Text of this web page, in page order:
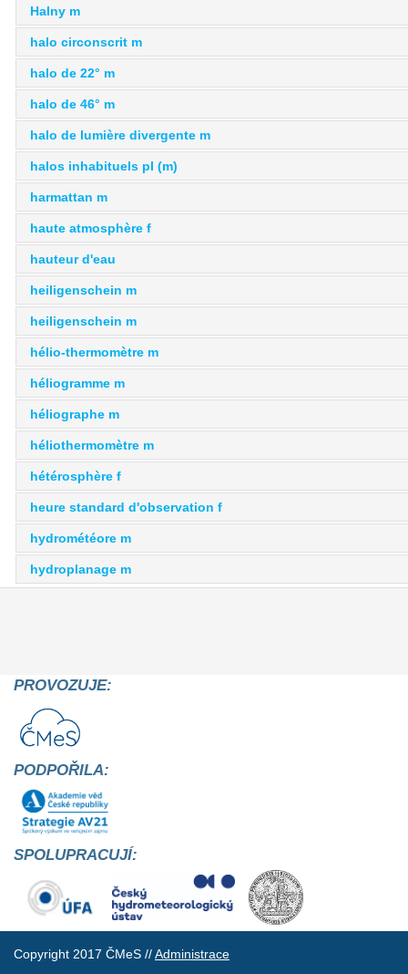
Halny m
halo circonscrit m
halo de 22° m
halo de 46° m
halo de lumière divergente m
halos inhabituels pl (m)
harmattan m
haute atmosphère f
hauteur d'eau
heiligenschein m
heiligenschein m
hélio-thermomètre m
héliogramme m
héliographe m
héliothermomètre m
hétérosphère f
heure standard d'observation f
hydrométéore m
hydroplanage m
PROVOZUJE:
PODPOŘILA:
SPOLUPRACUJÍ:
Copyright 2017 ČMeS //Administrace